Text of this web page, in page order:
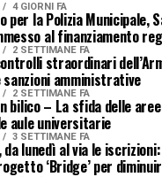
4 GIORNI FA
per la Polizia Municipale,
al finanziamento
2 SETTIMANE FA
straordinari
sanzioni amministrative
2 SETTIMANE FA
bilico – La sfida delle
aule universitarie
3 SETTIMANE FA
da lunedì al via le
‘Bridge’ per